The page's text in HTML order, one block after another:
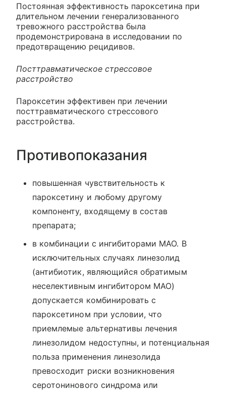
Постоянная эффективность пароксетина при
длительном лечении генерализованного
тревожного расстройства была
продемонстрирована в исследовании по
предотвращению рецидивов.
Посттравматическое стрессовое
расстройство
Пароксетин эффективен при лечении
посттравматического стрессового
расстройства.
Противопоказания
повышенная чувствительность к
пароксетину и любому другому
компоненту, входящему в состав
препарата;
в комбинации с ингибиторами МАО. В
исключительных случаях линезолид
(антибиотик, являющийся обратимым
неселективным ингибитором МАО)
допускается комбинировать с
пароксетином при условии, что
приемлемые альтернативы лечения
линезолидом недоступны, и потенциальная
польза применения линезолида
превосходит риски возникновения
серотонинового синдрома или